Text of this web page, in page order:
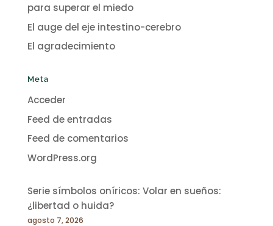
para superar el miedo
El auge del eje intestino-cerebro
El agradecimiento
Meta
Acceder
Feed de entradas
Feed de comentarios
WordPress.org
Serie símbolos oníricos: Volar en sueños:
¿libertad o huida?
agosto 7, 2026